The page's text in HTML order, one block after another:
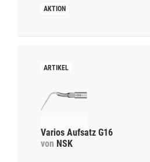
Varios Aufsatz G16
von NSK